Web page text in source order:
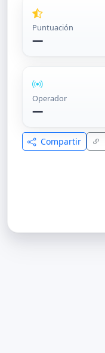
Puntuación
—
Operador
—
Compartir